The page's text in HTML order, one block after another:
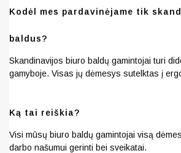
Kodėl mes pardavinėjame tik
baldus?
Skandinavijos biuro baldų gamintojai turi
gamyboje. Visas jų dėmesys sutelktas į
Ką tai reiškia?
Visi mūsų biuro baldų gamintojai visą
darbo našumui gerinti bei sveikatai.